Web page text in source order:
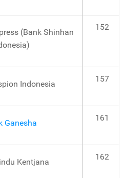
(Bank Shinhan
152
Indonesia
157
Ganesha
161
Kentjana
162